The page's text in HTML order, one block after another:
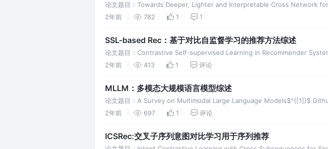
论文题目：Towards Deeper, Lighter and Interpretable Cross Network
2年前
782 1 1
SSL-based Rec：基于对比自监督学习的推荐方法综述
论文题目：Contrastive Self-supervised Learning in Recommender
2年前
413 1 评论
MLLM：多模态大规模语言模型综述
论文题目：A Survey on Multimodal Large Language Models$^{[1]}$
2年前
697 1 评论
ICSRec:交叉子序列意图对比学习用于序列推荐